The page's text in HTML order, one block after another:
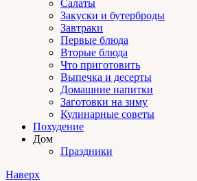
Салаты
Закуски и бутерброды
Завтраки
Первые блюда
Вторые блюда
Что приготовить
Выпечка и десерты
Домашние напитки
Заготовки на зиму
Кулинарные советы
Похудение
Дом
Праздники
Наверх